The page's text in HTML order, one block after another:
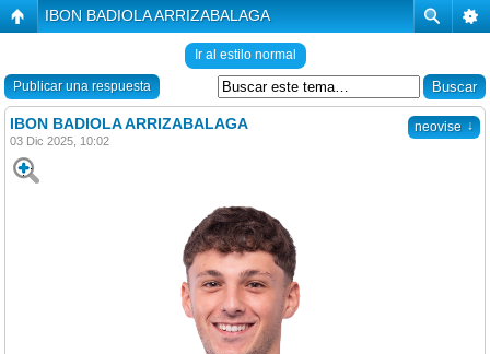
IBON BADIOLA ARRIZABALAGA
Ir al estilo normal
Publicar una respuesta
neovise ↓
IBON BADIOLA ARRIZABALAGA
03 Dic 2025, 10:02